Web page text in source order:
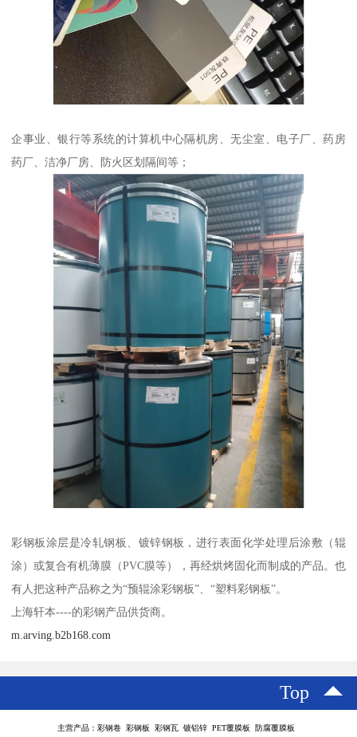
企事业、银行等系统的计算机中心隔机房、无尘室、电子厂、药房
药厂、洁净厂房、防火区划隔间等；
彩钢板涂层是冷轧钢板、镀锌钢板，进行表面化学处理后涂敷（辊
涂）或复合有机薄膜（PVC膜等），再经烘烤固化而制成的产品。也
有人把这种产品称之为“预辊涂彩钢板”、“塑料彩钢板”。
上海轩本----的彩钢产品供货商。
m.arving.b2b168.com
Top
主营产品：彩钢卷 彩钢板 彩钢瓦 镀铝锌 PET覆膜板 防腐覆膜板